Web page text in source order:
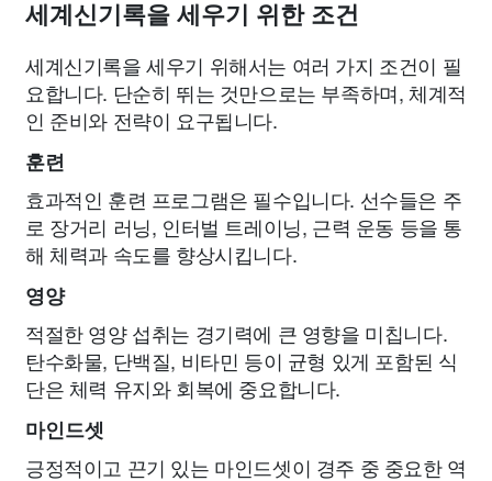
세계신기록을 세우기 위한 조건
세계신기록을 세우기 위해서는 여러 가지 조건이 필
요합니다. 단순히 뛰는 것만으로는 부족하며, 체계적
인 준비와 전략이 요구됩니다.
훈련
효과적인 훈련 프로그램은 필수입니다. 선수들은 주
로 장거리 러닝, 인터벌 트레이닝, 근력 운동 등을 통
해 체력과 속도를 향상시킵니다.
영양
적절한 영양 섭취는 경기력에 큰 영향을 미칩니다.
탄수화물, 단백질, 비타민 등이 균형 있게 포함된 식
단은 체력 유지와 회복에 중요합니다.
마인드셋
긍정적이고 끈기 있는 마인드셋이 경주 중 중요한 역